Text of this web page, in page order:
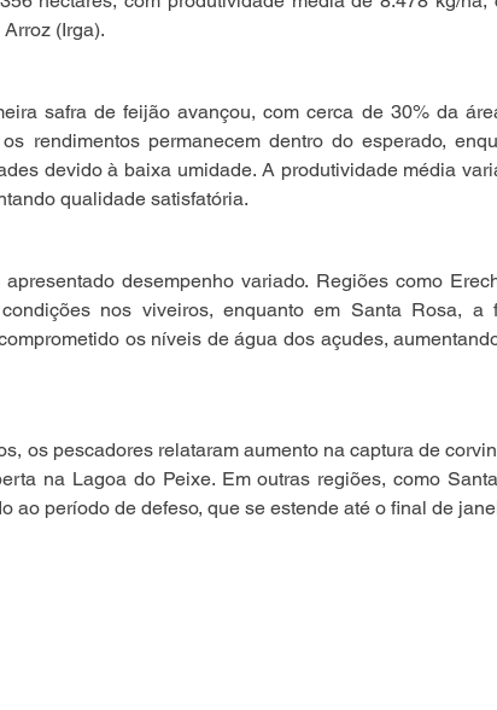
(Irga).
safra de feijão avançou, com cerca de 30% da
rendimentos permanecem dentro do esperado,
devido à baixa umidade. A produtividade média
qualidade satisfatória.
desempenho variado. Regiões como
condições nos viveiros, enquanto em Santa Rosa,
os níveis de água dos açudes,
os pescadores relataram aumento na captura de
na Lagoa do Peixe. Em outras regiões, como
ao período de defeso, que se estende até o final de